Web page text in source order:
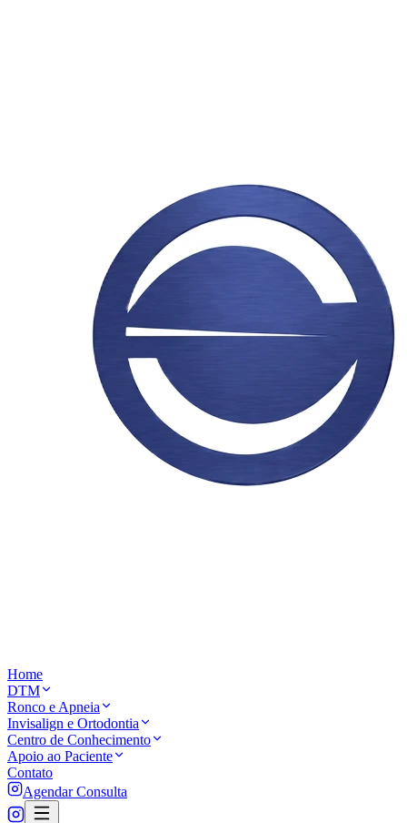
Home
DTM
Ronco e Apneia
Invisalign e Ortodontia
Centro de Conhecimento
Apoio ao Paciente
Contato
Agendar Consulta